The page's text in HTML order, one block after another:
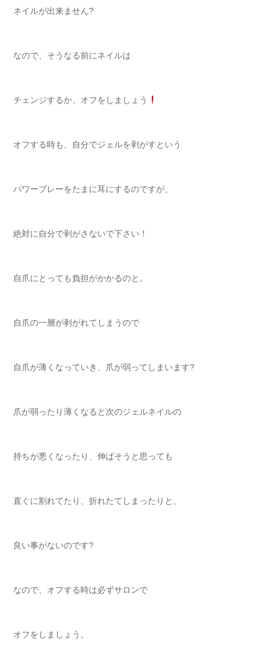
ネイルが出来ません?
なので、そうなる前にネイルは
チェンジするか、オフをしましょう
オフする時も、自分でジェルを剥がすという
パワープレーをたまに耳にするのですが、
絶対に自分で剥がさないで下さい！
自爪にとっても負担がかかるのと。
自爪の一層が剥がれてしまうので
自爪が薄くなっていき、爪が弱ってしまいます?
爪が弱ったり薄くなると次のジェルネイルの
持ちが悪くなったり、伸ばそうと思っても
直ぐに割れてたり、折れたてしまったりと、
良い事がないのです?
なので、オフする時は必ずサロンで
オフをしましょう。